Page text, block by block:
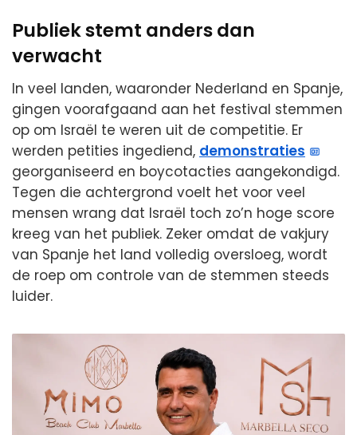
Publiek stemt anders dan
verwacht
In veel landen, waaronder Nederland en Spanje,
gingen voorafgaand aan het festival stemmen
op om Israël te weren uit de competitie. Er
werden petities ingediend, demonstraties
georganiseerd en boycotacties aangekondigd.
Tegen die achtergrond voelt het voor veel
mensen wrang dat Israël toch zo’n hoge score
kreeg van het publiek. Zeker omdat de vakjury
van Spanje het land volledig oversloeg, wordt
de roep om controle van de stemmen steeds
luider.